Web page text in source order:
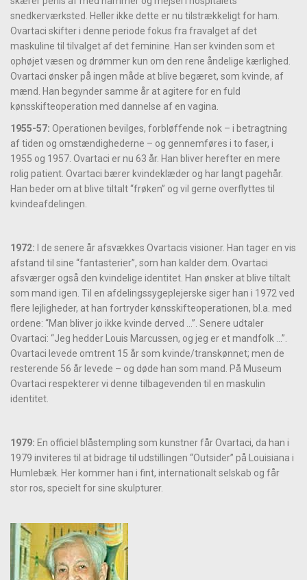
snedkerværksted. Heller ikke dette er nu tilstrækkeligt for ham.
Ovartaci skifter i denne periode fokus fra fravalget af det
maskuline til tilvalget af det feminine. Han ser kvinden som et
ophøjet væsen og drømmer kun om den rene åndelige kærlighed.
Ovartaci ønsker på ingen måde at blive begæret, som kvinde, af
mænd. Han begynder samme år at agitere for en fuld
kønsskifteoperation med dannelse af en vagina.
1955-57: Operationen bevilges, forbløffende nok – i betragtning
af tiden og omstændighederne – og gennemføres i to faser, i
1955 og 1957. Ovartaci er nu 63 år. Han bliver herefter en mere
rolig patient. Ovartaci bærer kvindeklæder og har langt pagehår.
Han beder om at blive tiltalt “frøken” og vil gerne overflyttes til
kvindeafdelingen.
1972: I de senere år afsvækkes Ovartacis visioner. Han tager en vis
afstand til sine “fantasterier”, som han kalder dem. Ovartaci
afsværger også den kvindelige identitet. Han ønsker at blive tiltalt
som mand igen. Til en afdelingssygeplejerske siger han i 1972 ved
flere lejligheder, at han fortryder kønsskifteoperationen, bl.a. med
ordene: “Man bliver jo ikke kvinde derved ...”. Senere udtaler
Ovartaci: “Jeg hedder Louis Marcussen, og jeg er et mandfolk ...”.
Ovartaci levede omtrent 15 år som kvinde/transkønnet; men de
resterende 56 år levede – og døde han som mand. På Museum
Ovartaci respekterer vi denne tilbagevenden til en maskulin
identitet.
1979: En officiel blåstempling som kunstner får Ovartaci, da han i
1979 inviteres til at bidrage til udstillingen “Outsider” på Louisiana i
Humlebæk. Her kommer han i fint, internationalt selskab og får
stor ros, specielt for sine skulpturer.